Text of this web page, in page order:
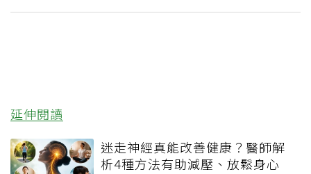
延伸閱讀
迷走神經真能改善健康？醫師解
析4種方法有助減壓、放鬆身心